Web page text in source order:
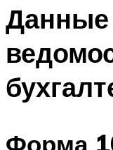
Данные
Форма